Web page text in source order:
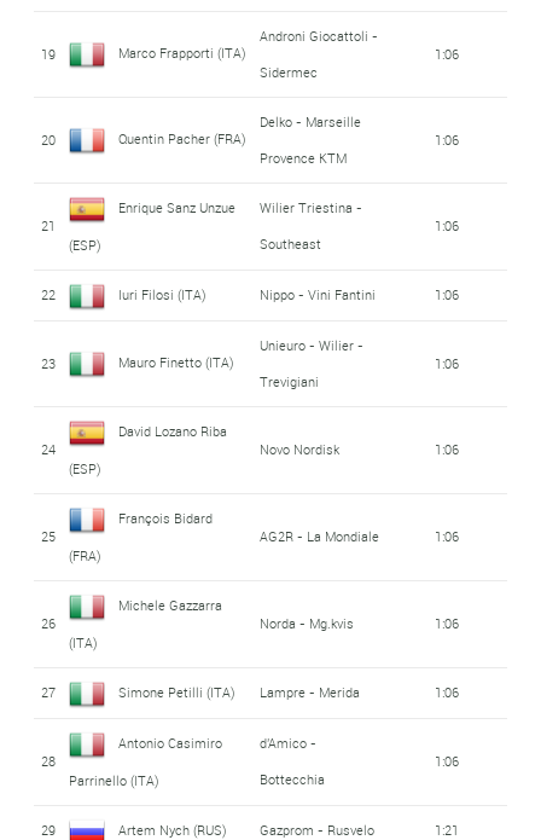
19 Marco Frapporti (ITA)
Androni Giocattoli -
Sidermec
1:06
20 Quentin Pacher (FRA)
Delko - Marseille
Provence KTM
1:06
21
Enrique Sanz Unzue
(ESP)
Wilier Triestina -
Southeast
1:06
22 Iuri Filosi (ITA) Nippo - Vini Fantini 1:06
23 Mauro Finetto (ITA)
Unieuro - Wilier -
Trevigiani
1:06
24
David Lozano Riba
(ESP)
Novo Nordisk 1:06
25
François Bidard
(FRA)
AG2R - La Mondiale 1:06
26
Michele Gazzarra
(ITA)
Norda - Mg.kvis 1:06
27 Simone Petilli (ITA) Lampre - Merida 1:06
28
Antonio Casimiro
Parrinello (ITA)
d'Amico -
Bottecchia
1:06
29 Artem Nych (RUS) Gazprom - Rusvelo 1:21